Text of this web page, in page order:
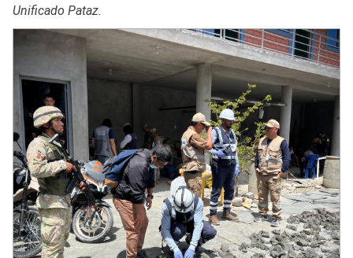
Unificado Pataz.